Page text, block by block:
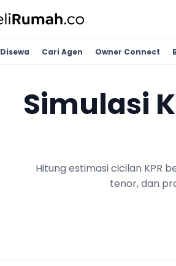
Disewa Cari Agen Owner Connect
Simulasi
Hitung estimasi cicilan KPR
tenor, dan